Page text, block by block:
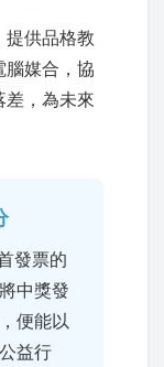
提供品格教
腦媒合，協
差，為未來
發票的
中獎發
便能以
益行